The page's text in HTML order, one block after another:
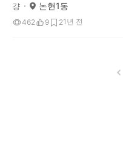
걍 논현1동
462 9 21년 전